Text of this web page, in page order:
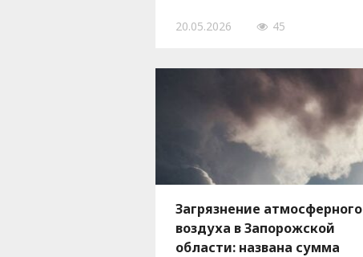
20.05.2026 45
Загрязнение атмосферного
воздуха в Запорожской
области: названа сумма